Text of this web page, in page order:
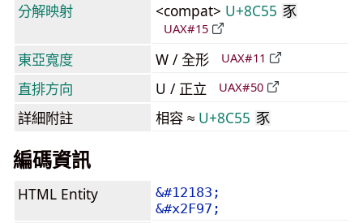
分解映射
<compat> U+8C55 豕
UAX#15
東亞寬度 W / 全形 UAX#11
直排方向 U / 正立 UAX#50
詳細附註 相容 ≈ U+8C55 豕
編碼資訊
HTML Entity
&#12183;
&#x2F97;